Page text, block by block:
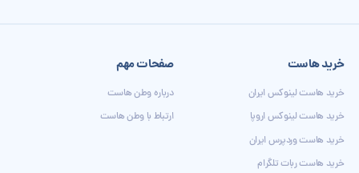
خرید هاست
خرید هاست لینوکس ایران
خرید هاست لینوکس اروپا
خرید هاست وردپرس ایران
خرید هاست ربات تلگرام
صفحات مهم
درباره وطن هاست
ارتباط با وطن هاست